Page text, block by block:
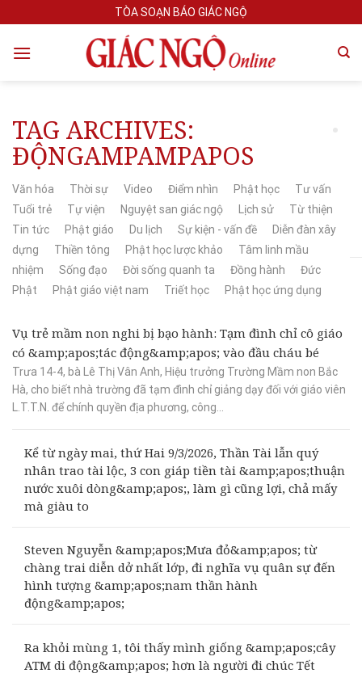
to
content
TÒA SOẠN BÁO GIÁC NGỘ
TAG ARCHIVES:
ĐỘNGAMPAMPAPOS
Văn hóa Thời sự Video Điểm nhìn Phật học
Tư vấn
Tuổi trẻ
Tự viện Nguyệt san giác ngộ Lịch sử
Từ thiện
Tin tức
Phật giáo Du lịch Sự kiện - vấn đề
Diễn đàn xây
dựng
Thiền tông Phật học lược khảo
Tâm linh mầu
nhiệm
Sống đạo Đời sống quanh ta Đồng hành
Đức
Phật
Phật giáo việt nam Triết học Phật học ứng dụng
Vụ trẻ mầm non nghi bị bạo hành: Tạm đình chỉ cô giáo
có &amp;apos;tác động&amp;apos; vào đầu cháu bé
Trưa 14-4, bà Lê Thị Vân Anh, Hiệu trưởng Trường Mầm non Bắc
Hà, cho biết nhà trường đã tạm đình chỉ giảng dạy đối với giáo viên
L.T.T.N. để chính quyền địa phương, công...
Kể từ ngày mai, thứ Hai 9/3/2026, Thần Tài lẫn quý
nhân trao tài lộc, 3 con giáp tiền tài &amp;apos;thuận
nước xuôi dòng&amp;apos;, làm gì cũng lợi, chả mấy
mà giàu to
Steven Nguyễn &amp;apos;Mưa đỏ&amp;apos; từ
chàng trai diễn dở nhất lớp, đi nghĩa vụ quân sự đến
hình tượng &amp;apos;nam thần hành
động&amp;apos;
Ra khỏi mùng 1, tôi thấy mình giống &amp;apos;cây
ATM di động&amp;apos; hơn là người đi chúc Tết